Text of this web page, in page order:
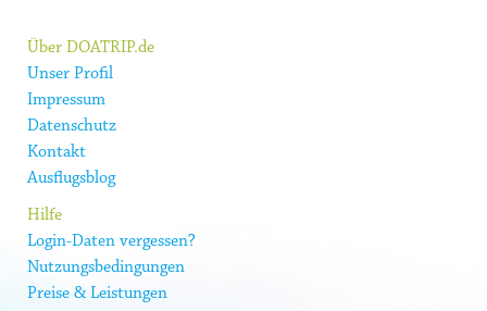
Über DOATRIP.de
Unser Profil
Impressum
Datenschutz
Kontakt
Ausflugsblog
Hilfe
Login-Daten vergessen?
Nutzungsbedingungen
Preise & Leistungen